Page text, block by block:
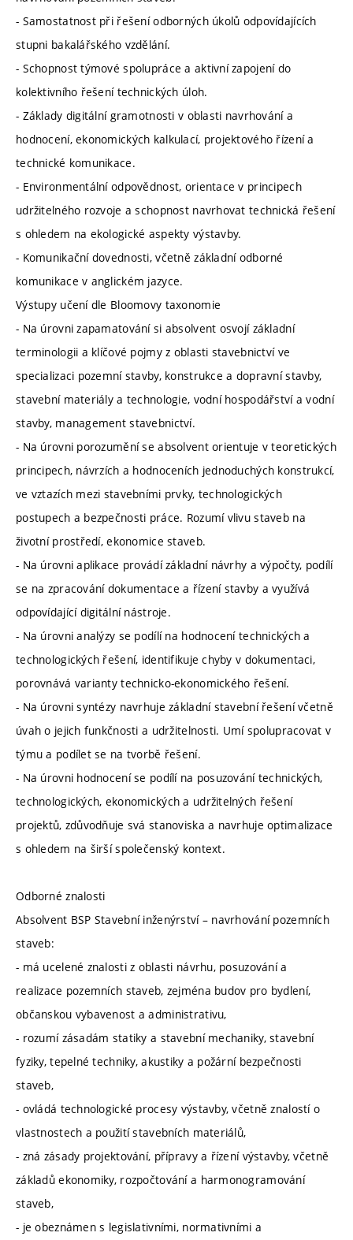
- Samostatnost při řešení odborných úkolů odpovídajících
stupni bakalářského vzdělání.
- Schopnost týmové spolupráce a aktivní zapojení do
kolektivního řešení technických úloh.
- Základy digitální gramotnosti v oblasti navrhování a
hodnocení, ekonomických kalkulací, projektového řízení a
technické komunikace.
- Environmentální odpovědnost, orientace v principech
udržitelného rozvoje a schopnost navrhovat technická řešení
s ohledem na ekologické aspekty výstavby.
- Komunikační dovednosti, včetně základní odborné
komunikace v anglickém jazyce.
Výstupy učení dle Bloomovy taxonomie
- Na úrovni zapamatování si absolvent osvojí základní
terminologii a klíčové pojmy z oblasti stavebnictví ve
specializaci pozemní stavby, konstrukce a dopravní stavby,
stavební materiály a technologie, vodní hospodářství a vodní
stavby, management stavebnictví.
- Na úrovni porozumění se absolvent orientuje v teoretických
principech, návrzích a hodnoceních jednoduchých konstrukcí,
ve vztazích mezi stavebními prvky, technologických
postupech a bezpečnosti práce. Rozumí vlivu staveb na
životní prostředí, ekonomice staveb.
- Na úrovni aplikace provádí základní návrhy a výpočty, podílí
se na zpracování dokumentace a řízení stavby a využívá
odpovídající digitální nástroje.
- Na úrovni analýzy se podílí na hodnocení technických a
technologických řešení, identifikuje chyby v dokumentaci,
porovnává varianty technicko-ekonomického řešení.
- Na úrovni syntézy navrhuje základní stavební řešení včetně
úvah o jejich funkčnosti a udržitelnosti. Umí spolupracovat v
týmu a podílet se na tvorbě řešení.
- Na úrovni hodnocení se podílí na posuzování technických,
technologických, ekonomických a udržitelných řešení
projektů, zdůvodňuje svá stanoviska a navrhuje optimalizace
s ohledem na širší společenský kontext.
Odborné znalosti
Absolvent BSP Stavební inženýrství – navrhování pozemních
staveb:
- má ucelené znalosti z oblasti návrhu, posuzování a
realizace pozemních staveb, zejména budov pro bydlení,
občanskou vybavenost a administrativu,
- rozumí zásadám statiky a stavební mechaniky, stavební
fyziky, tepelné techniky, akustiky a požární bezpečnosti
staveb,
- ovládá technologické procesy výstavby, včetně znalostí o
vlastnostech a použití stavebních materiálů,
- zná zásady projektování, přípravy a řízení výstavby, včetně
základů ekonomiky, rozpočtování a harmonogramování
staveb,
- je obeznámen s legislativními, normativními a